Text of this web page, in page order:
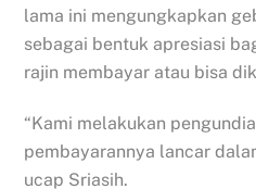
lama ini mengungkapkan
sebagai bentuk apresiasi
rajin membayar atau bisa
“Kami melakukan
pembayarannya lancar
ucap Sriasih.